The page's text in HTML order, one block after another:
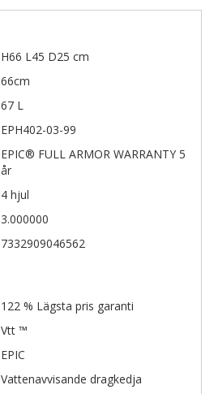
H66 L45 D25 cm
66cm
67 L
EPH402-03-99
EPIC® FULL ARMOR WARRANTY 5
år
4 hjul
3.000000
7332909046562
122 % Lägsta pris garanti
Vtt ™
EPIC
Vattenavvisande dragkedja